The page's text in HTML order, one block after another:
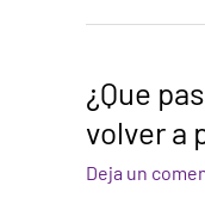
¿Que
volver a
Deja un
¿Que
pasa
si
la
inspección